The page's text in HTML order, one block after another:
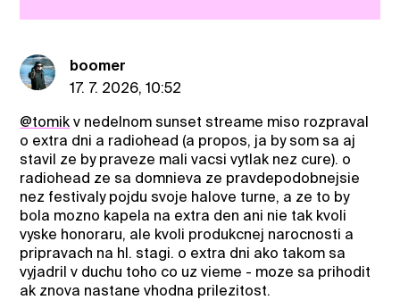
boomer
17. 7. 2026, 10:52
@tomik v nedelnom sunset streame miso rozpraval
o extra dni a radiohead (a propos, ja by som sa aj
stavil ze by praveze mali vacsi vytlak nez cure). o
radiohead ze sa domnieva ze pravdepodobnejsie
nez festivaly pojdu svoje halove turne, a ze to by
bola mozno kapela na extra den ani nie tak kvoli
vyske honoraru, ale kvoli produkcnej narocnosti a
pripravach na hl. stagi. o extra dni ako takom sa
vyjadril v duchu toho co uz vieme - moze sa prihodit
ak znova nastane vhodna prilezitost.